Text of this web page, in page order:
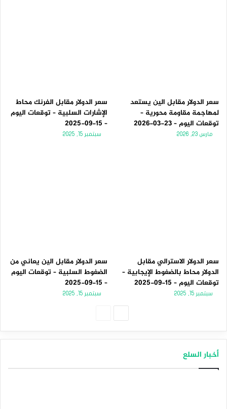
سعر الدولار مقابل الين يستعد
لمهاجمة مقاومة محورية –
توقعات اليوم – 23-03-2026
مارس 23, 2026
سعر الدولار مقابل الفرنك محاط
الإشارات السلبية – توقعات اليوم
– 15-09-2025
سبتمبر 15, 2025
سعر الدولار الاسترالي مقابل
الدولار محاط بالضغوط الإيجابية –
توقعات اليوم – 15-09-2025
سبتمبر 15, 2025
سعر الدولار مقابل الين يعاني من
الضغوط السلبية – توقعات اليوم
– 15-09-2025
سبتمبر 15, 2025
أخبار السلع